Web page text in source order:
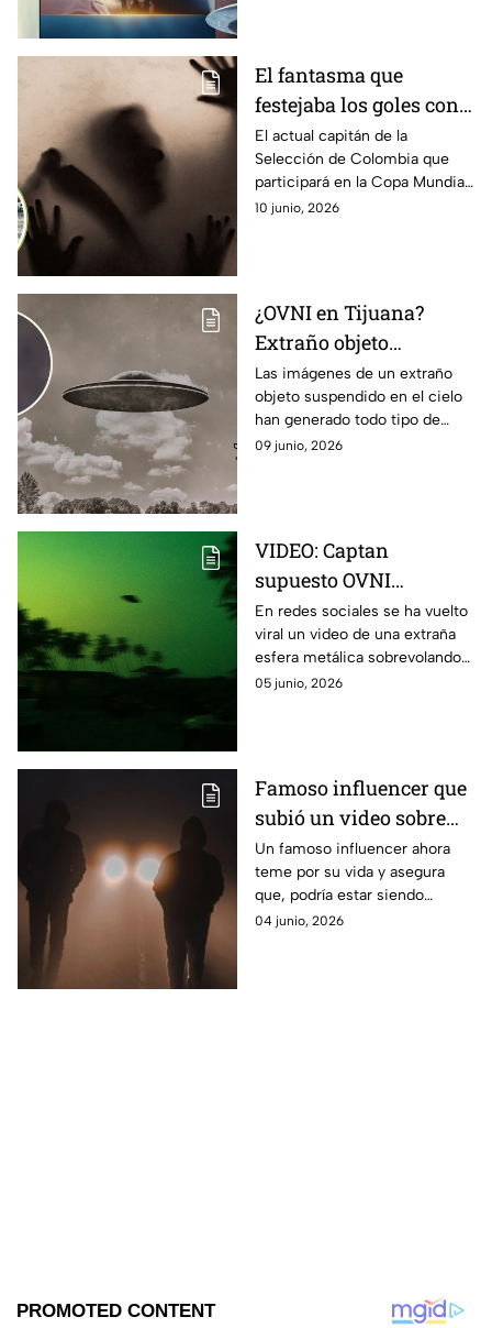
El fantasma que
festejaba los goles con
el capitán de la
Selección de Colombia
cuando jugaba en el
Porto
El actual capitán de la
Selección de Colombia que
participará en la Copa Mundial
de la FIFA 2026 TM, no sabía
10 junio, 2026
¿OVNI en Tijuana?
Extraño objeto
triangular inmóvil
sorprende a habitantes
y causa debate
Las imágenes de un extraño
objeto suspendido en el cielo
han generado todo tipo de
especulaciones.
09 junio, 2026
VIDEO: Captan
supuesto OVNI
sobrevolando zona de
Polanco en la Ciudad
de México
En redes sociales se ha vuelto
viral un video de una extraña
esfera metálica sobrevolando
la zona de Polanco, en la
05 junio, 2026
Famoso influencer que
subió un video sobre
OVNIS teme por su
vida, ¿está siendo
vigilado por los
hombres de negro?
Un famoso influencer ahora
teme por su vida y asegura
que, podría estar siendo
vigilado por los Hombres de
04 junio, 2026